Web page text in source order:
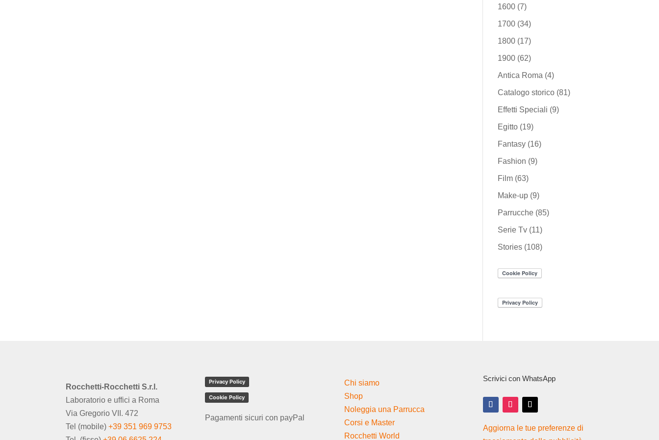
1600 (7)
1700 (34)
1800 (17)
1900 (62)
Antica Roma (4)
Catalogo storico (81)
Effetti Speciali (9)
Egitto (19)
Fantasy (16)
Fashion (9)
Film (63)
Make-up (9)
Parrucche (85)
Serie Tv (11)
Stories (108)
Rocchetti-Rocchetti S.r.l.
Laboratorio e uffici a Roma
Via Gregorio VII. 472
Tel (mobile)+39 351 969 9753
Privacy Policy
Cookie Policy
Pagamenti sicuri con payPal
Chi siamo
Shop
Noleggia una Parrucca
Corsi e Master
Rocchetti World
Scrivici con WhatsApp
Aggiorna le tue preferenze di